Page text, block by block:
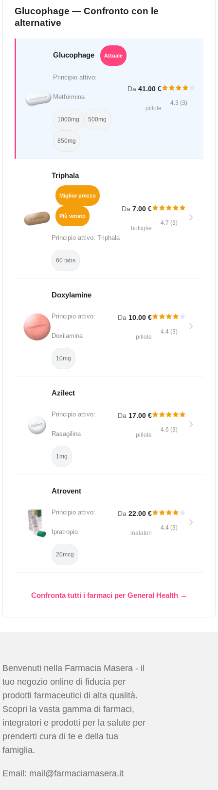
Glucophage — Confronto con le
alternative
Glucophage Attuale
Principio attivo:
Metformina
1000mg 500mg
850mg
Da 41.00 €
pillole
4.3 (3)
Triphala
Miglior prezzo
Più votato
Principio attivo: Triphala
60 tabs
Da 7.00 €
bottiglie
4.7 (3)
Doxylamine
Principio attivo:
Doxilamina
10mg
Da 10.00 €
pillole
4.4 (3)
Azilect
Principio attivo:
Rasagilina
1mg
Da 17.00 €
pillole
4.6 (3)
Atrovent
Principio attivo:
Ipratropio
20mcg
Da 22.00 €
inalatori
4.4 (3)
Confronta tutti i farmaci per General Health →
Benvenuti nella Farmacia Masera - il
tuo negozio online di fiducia per
prodotti farmaceutici di alta qualità.
Scopri la vasta gamma di farmaci,
integratori e prodotti per la salute per
prenderti cura di te e della tua
famiglia.
Email: mail@farmaciamasera.it